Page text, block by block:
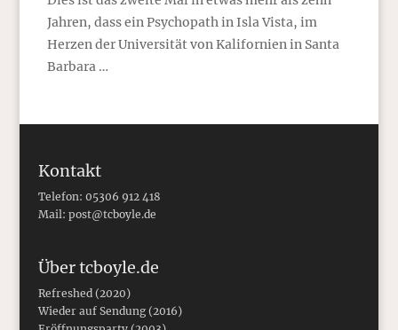
Jahren, dass ein Psychopath in Isla Vista, im
Herzen der Universität von Kalifornien in Santa
Barbara …
Kontakt
Telefon: 05306 912 418
Mail: post@tcboyle.de
Über tcboyle.de
Refreshed (2020)
Wieder auf Sendung (2016)